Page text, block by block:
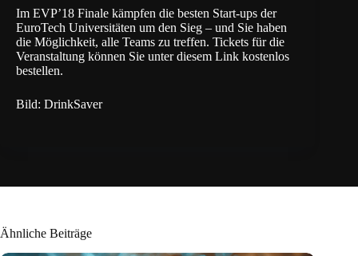
Im EVP’18 Finale kämpfen die besten Start-ups der
EuroTech Universitäten um den Sieg – und Sie haben
die Möglichkeit, alle Teams zu treffen. Tickets für die
Veranstaltung können Sie unter diesem Link kostenlos
bestellen.
Bild: DrinkSaver
Ähnliche Beiträge